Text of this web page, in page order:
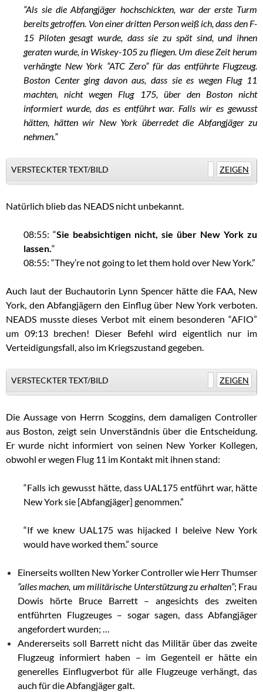
“Als sie die Abfangjäger hochschickten, war der erste Turm
bereits getroffen. Von einer dritten Person weiß ich, dass den F-
15 Piloten gesagt wurde, dass sie zu spät sind, und ihnen
geraten wurde, in Wiskey-105 zu fliegen. Um diese Zeit herum
verhängte New York “ATC Zero” für das entführte Flugzeug.
Boston Center ging davon aus, dass sie es wegen Flug 11
machten, nicht wegen Flug 175, über den Boston nicht
informiert wurde, das es entführt war. Falls wir es gewusst
hätten, hätten wir New York überredet die Abfangjäger zu
nehmen.”
VERSTECKTER TEXT/BILD ZEIGEN
Natürlich blieb das NEADS nicht unbekannt.
08:55: “Sie beabsichtigen nicht, sie über New York zu
lassen.“
08:55: “They’re not going to let them hold over New York.”
Auch laut der Buchautorin Lynn Spencer hätte die FAA, New
York, den Abfangjägern den Einflug über New York verboten.
NEADS musste dieses Verbot mit einem besonderen “AFIO”
um 09:13 brechen! Dieser Befehl wird eigentlich nur im
Verteidigungsfall, also im Kriegszustand gegeben.
VERSTECKTER TEXT/BILD ZEIGEN
Die Aussage von Herrn Scoggins, dem damaligen Controller
aus Boston, zeigt sein Unverständnis über die Entscheidung.
Er wurde nicht informiert von seinen New Yorker Kollegen,
obwohl er wegen Flug 11 im Kontakt mit ihnen stand:
“Falls ich gewusst hätte, dass UAL175 entführt war, hätte
New York sie [Abfangjäger] genommen.”
“If we knew UAL175 was hijacked I beleive New York
would have worked them.” source
Einerseits wollten New Yorker Controller wie Herr Thumser
“alles machen, um militärische Unterstützung zu erhalten”; Frau
Dowis hörte Bruce Barrett – angesichts des zweiten
entführten Flugzeuges – sogar sagen, dass Abfangjäger
angefordert wurden; …
Andererseits soll Barrett nicht das Militär über das zweite
Flugzeug informiert haben – im Gegenteil er hätte ein
generelles Einflugverbot für alle Flugzeuge verhängt, das
auch für die Abfangjäger galt.